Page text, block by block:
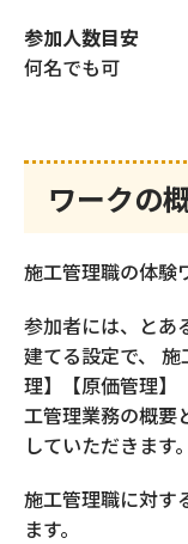
内定者
採用力
REVP
スカウ
スカウ
（キャ
メタバ
参加人数目安
何名でも可
ワークの
施工管理職の体験
参加者には、とあ
建てる設定で、
理】【原価管理】
工管理業務の概要
していただきます。
施工管理職に対す
ます。